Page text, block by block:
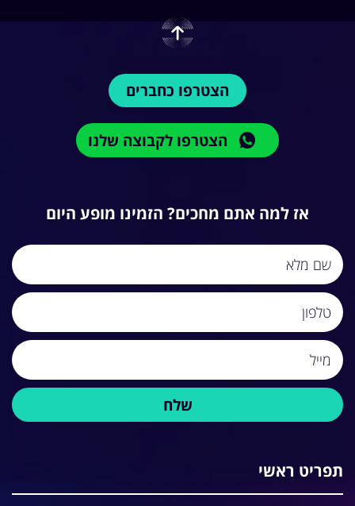
אז למה אתם מחכים? הזמינו מופע היום
הצטרפו כחברים
הצטרפו לקבוצה שלנו
תפריט ראשי